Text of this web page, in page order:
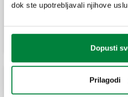
dok ste upotrebljavali njihove
Dopusti
Prilagodi
senzor s
Termostatska
termostatske i